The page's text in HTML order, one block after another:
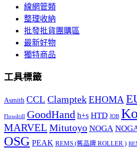
線網管類
整理收納
批發批貨團購區
最新好物
獨特商品
工具標籤
Asmith CCL ClamptekEHOMA
Flowdrill GoodHand h+s HTD JOB
MARVEL Mitutoyo NOGA
OSG PEAK REMS (舊品牌 ROLLER )